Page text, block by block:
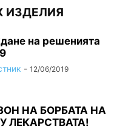
ИЗДЕЛИЯ
на решенията
- 12/06/2019
НА БОРБАТА НА
ЛЕКАРСТВАТА!